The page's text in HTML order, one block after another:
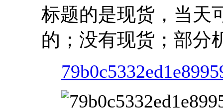
标题的是现货，当天
的；没有现货；部分